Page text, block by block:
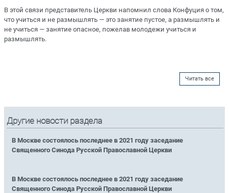
В этой связи представитель Церкви напомнил слова Конфуция о том,
что учиться и не размышлять — это занятие пустое, а размышлять и
не учиться — занятие опасное, пожелав молодежи учиться и
размышлять.
Читать все
Другие новости раздела
В Москве состоялось последнее в 2021 году заседание
Священного Синода Русской Православной Церкви
В Москве состоялось последнее в 2021 году заседание
Священного Синода Русской Православной Церкви